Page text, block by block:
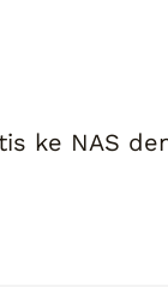
ke NAS